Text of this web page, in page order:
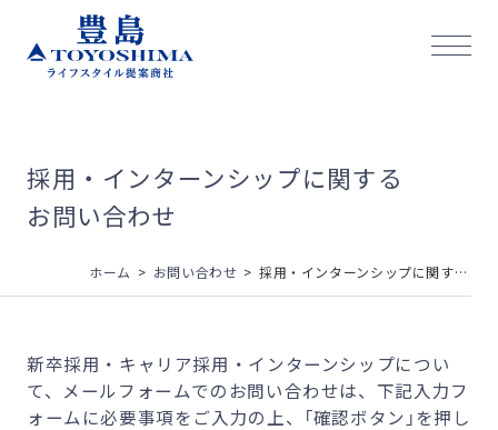
採用・インターンシップに関する
お問い合わせ
ホーム お問い合わせ 採用・インターンシップに関するお問い合わせ
新卒採用・キャリア採用・インターンシップについ
て、メールフォームでのお問い合わせは、下記入力フ
ォームに必要事項をご入力の上、「確認ボタン」を押し
豊島